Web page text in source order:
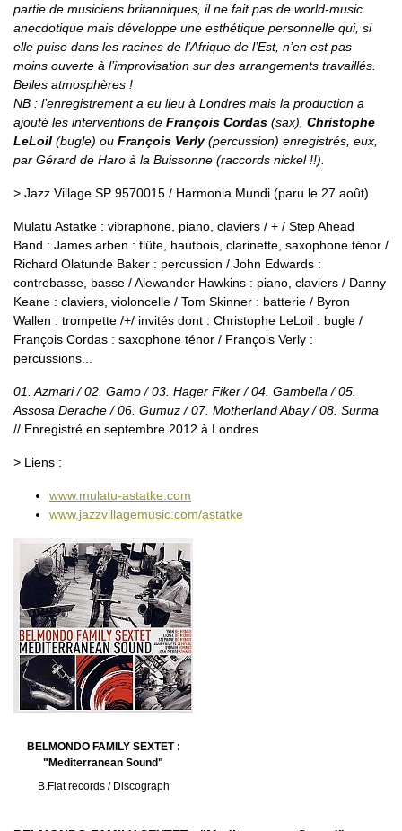
partie de musiciens britanniques, il ne fait pas de world-music
anecdotique mais développe une esthétique personnelle qui, si
elle puise dans les racines de l’Afrique de l’Est, n’en est pas
moins ouverte à l’improvisation sur des arrangements travaillés.
Belles atmosphères !
NB : l’enregistrement a eu lieu à Londres mais la production a
ajouté les interventions de François Cordas (sax), Christophe
LeLoil (bugle) ou François Verly(percussion) enregistrés, eux,
par Gérard de Haro à la Buissonne (raccords nickel !!).
> Jazz Village SP 9570015 / Harmonia Mundi (paru le 27 août)
Mulatu Astatke : vibraphone, piano, claviers / + / Step Ahead
Band : James arben : flûte, hautbois, clarinette, saxophone ténor /
Richard Olatunde Baker : percussion / John Edwards :
contrebasse, basse / Alewander Hawkins : piano, claviers / Danny
Keane : claviers, violoncelle / Tom Skinner : batterie / Byron
Wallen : trompette /+/ invités dont : Christophe LeLoil : bugle /
François Cordas : saxophone ténor / François Verly :
percussions...
01. Azmari / 02. Gamo / 03. Hager Fiker / 04. Gambella / 05.
Assosa Derache / 06. Gumuz / 07. Motherland Abay / 08. Surma
// Enregistré en septembre 2012 à Londres
> Liens :
www.mulatu-astatke.com
www.jazzvillagemusic.com/astatke
BELMONDO FAMILY SEXTET :
"Mediterranean Sound"
B.Flat records / Discograph